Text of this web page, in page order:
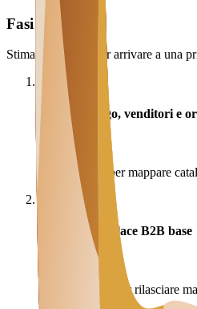
Fasi e durata
Stima orientativa per arrivare a una
1
Audit catalogo, venditori e
2-3 settimane
2-3 settimane per mappare
MVP marketplace B2B base
8-12 settimane per rilasciare